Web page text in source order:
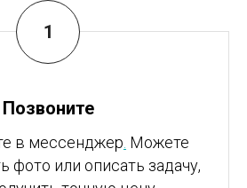
Позвоните
в мессенджер. Можете
фото или описать задачу,